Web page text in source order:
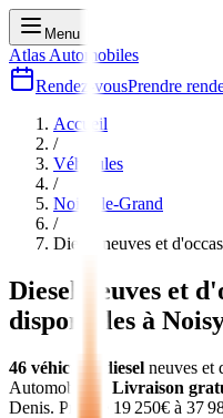
Menu
Atlas Automobiles
Rendez-vousPrendre
Accueil
/
Véhicules
/
Noisy-le-Grand
/
Diesel
neuves et
Diesel neuves et
disponibles à
46 véhicules diesel neuves et
Automobiles
Livraison
Denis. Prix de 19 250€ à 37